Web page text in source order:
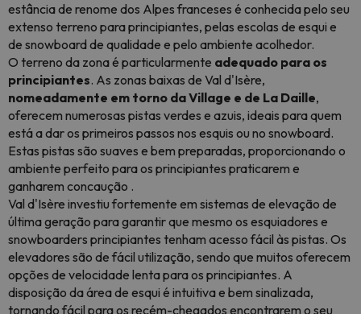
estância de renome dos Alpes franceses é conhecida pelo seu
extenso terreno para principiantes, pelas escolas de esqui e
de snowboard de qualidade e pelo ambiente acolhedor.
O terreno da zona é particularmente adequado para os
principiantes. As zonas baixas de Val d'Isère,
nomeadamente em torno da Village e de La Daille,
oferecem numerosas pistas verdes e azuis, ideais para quem
está a dar os primeiros passos nos esquis ou no snowboard.
Estas pistas são suaves e bem preparadas, proporcionando o
ambiente perfeito para os principiantes praticarem e
ganharem concaução .
Val d'Isère investiu fortemente em sistemas de elevação de
última geração para garantir que mesmo os esquiadores e
snowboarders principiantes tenham acesso fácil às pistas. Os
elevadores são de fácil utilização, sendo que muitos oferecem
opções de velocidade lenta para os principiantes. A
disposição da área de esqui é intuitiva e bem sinalizada,
tornando fácil para os recém-chegados encontrarem o seu